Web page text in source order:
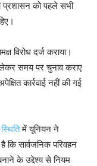
प्रशासन को पहले सभी
विरोध दर्ज कराया।
समय पर चुनाव कराए
कार्रवाई नहीं की गई
स्थितिमें यूनियन ने
कि सार्वजनिक परिवहन
के उद्देश्य से नियम